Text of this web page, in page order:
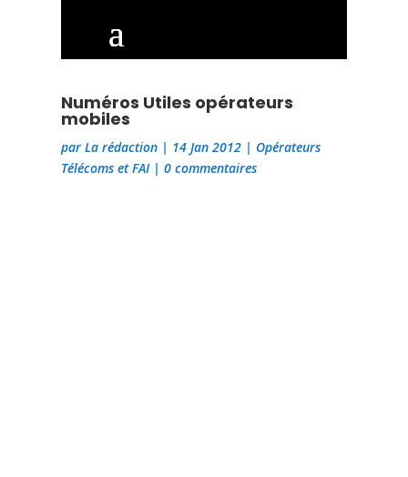
Numéros Utiles opérateurs
mobiles
parLa rédaction | 14 Jan 2012 | Opérateurs
Télécoms et FAI|0 commentaires